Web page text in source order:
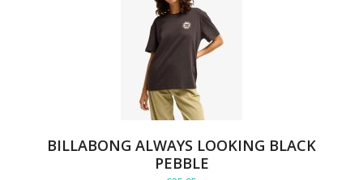
BILLABONG ALWAYS LOOKING BLACK
PEBBLE